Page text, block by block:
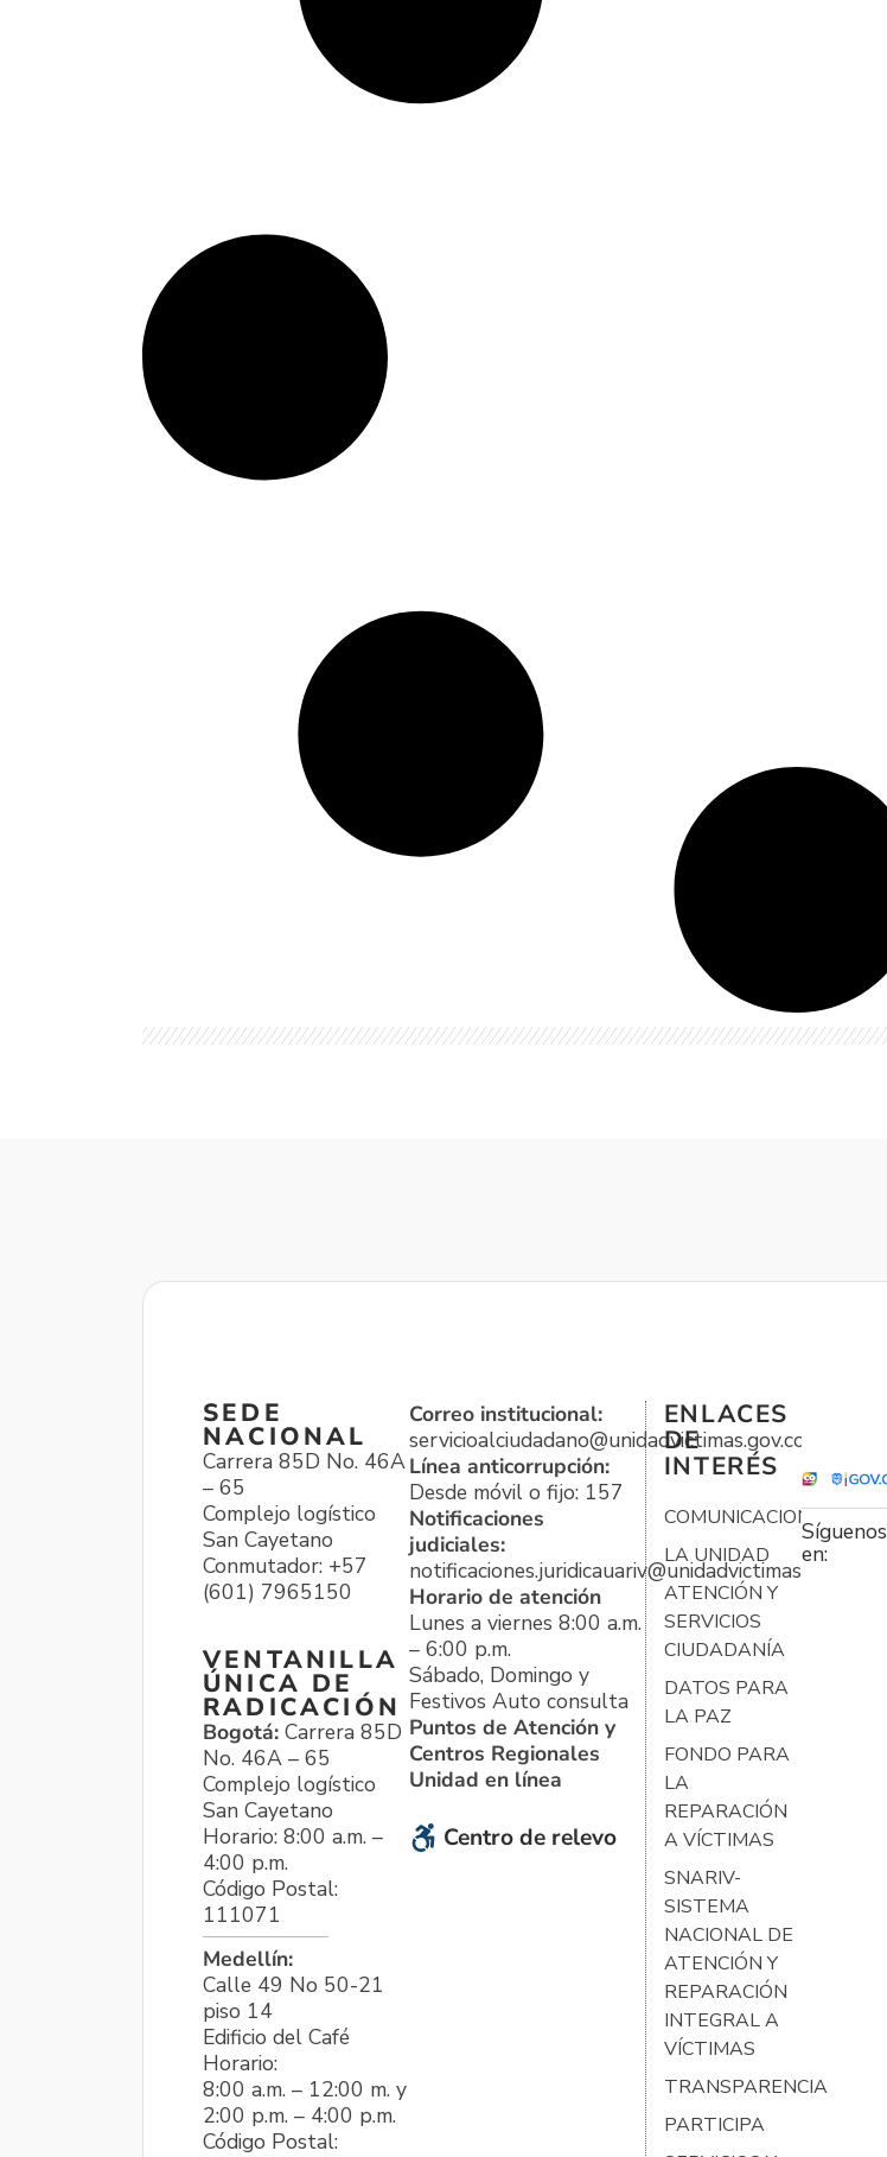
SEDE
NACIONAL
Carrera 85D No. 46A
– 65
Complejo logístico
San Cayetano
Conmutador: +57
(601) 7965150
VENTANILLA
ÚNICA DE
RADICACIÓN
Bogotá: Carrera 85D
No. 46A – 65
Complejo logístico
San Cayetano
Horario: 8:00 a.m. –
4:00 p.m.
Código Postal:
111071
Medellín:
Calle 49 No 50-21
piso 14
Edificio del Café
Horario:
8:00 a.m. – 12:00 m. y
2:00 p.m. – 4:00 p.m.
Código Postal:
Correo institucional:
servicioalciudadano@unidadvictimas.gov.co
Línea anticorrupción:
Desde móvil o fijo: 157
Notificaciones
judiciales:
notificaciones.juridicauariv@unidadvictimas.gov.co
Horario de atención
Lunes a viernes 8:00 a.m.
– 6:00 p.m.
Sábado, Domingo y
Festivos Auto consulta
Puntos de Atención y
Centros Regionales
Unidad en línea
Centro de relevo
ENLACES
DE
INTERÉS
COMUNICACIONES
LA UNIDAD
ATENCIÓN Y
SERVICIOS
CIUDADANÍA
DATOS PARA
LA PAZ
FONDO PARA
LA
REPARACIÓN
A VÍCTIMAS
SNARIV-
SISTEMA
NACIONAL DE
ATENCIÓN Y
REPARACIÓN
INTEGRAL A
VÍCTIMAS
TRANSPARENCIA
PARTICIPA
Síguenos
en: